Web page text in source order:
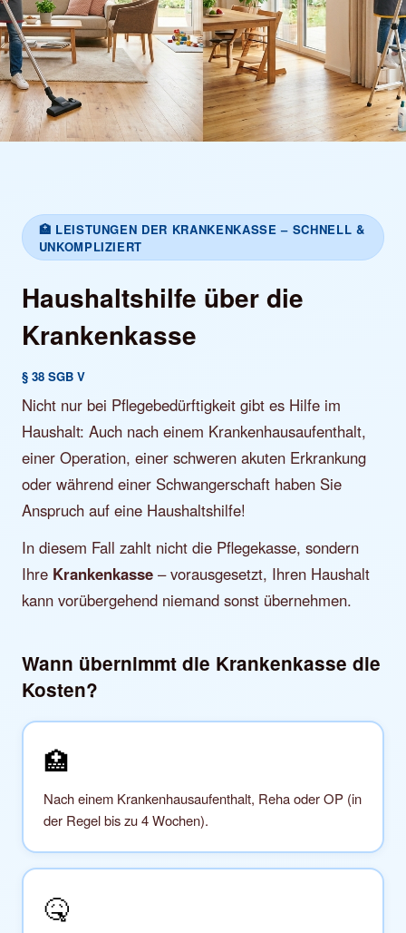
🏥 LEISTUNGEN DER KRANKENKASSE – SCHNELL &
UNKOMPLIZIERT
Haushaltshilfe über die
Krankenkasse
§ 38 SGB V
Nicht nur bei Pflegebedürftigkeit gibt es Hilfe im
Haushalt: Auch nach einem Krankenhausaufenthalt,
einer Operation, einer schweren akuten Erkrankung
oder während einer Schwangerschaft haben Sie
Anspruch auf eine Haushaltshilfe!
In diesem Fall zahlt nicht die Pflegekasse, sondern
Ihre Krankenkasse – vorausgesetzt, Ihren Haushalt
kann vorübergehend niemand sonst übernehmen.
Wann übernimmt die Krankenkasse die
Kosten?
🏥
Nach einem Krankenhausaufenthalt, Reha oder OP (in
der Regel bis zu 4 Wochen).
🤒